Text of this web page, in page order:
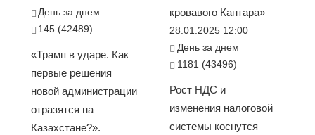
День за днем
145 (42489)
«Трамп в ударе. Как
первые решения
новой администрации
отразятся на
Казахстане?».
кровавого Кантара»
28.01.2025 12:00
День за днем
1181 (43496)
Рост НДС и
изменения налоговой
системы коснутся